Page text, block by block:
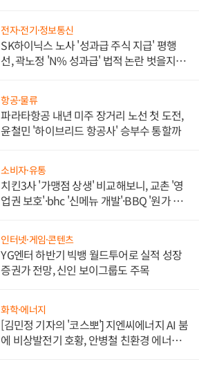
전자·전기·정보통신
SK하이닉스 노사 '성과급 주식 지급' 평행
선, 곽노정 'N% 성과급' 법적 논란 벗을지 주
항공·물류
파라타항공 내년 미주 장거리 노선 첫 도전,
윤철민 '하이브리드 항공사' 승부수 통할까
소비자·유통
치킨3사 '가맹점 상생' 비교해보니, 교촌 '영
업권 보호'·bhc '신메뉴 개발'·BBQ '원가 부
인터넷·게임·콘텐츠
YG엔터 하반기 빅뱅 월드투어로 실적 성장
증권가 전망, 신인 보이그룹도 주목
화학·에너지
[김민정 기자의 '코스뽀'] 지엔씨에너지 AI 붐
에 비상발전기 호황, 안병철 친환경 에너지